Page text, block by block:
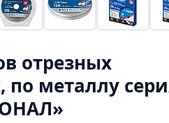
отрезных
по металлу